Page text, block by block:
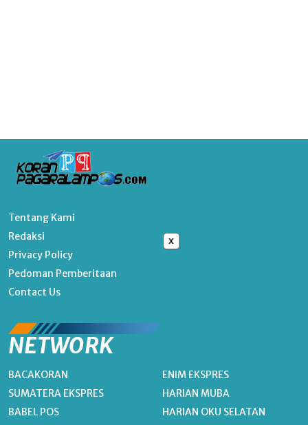
x
Tentang Kami
Redaksi
Privacy Policy
Pedoman Pemberitaan
Contact Us
NETWORK
BACAKORAN
SUMATERA EKSPRES
BABEL POS
ENIM EKSPRES
HARIAN MUBA
HARIAN OKU SELATAN